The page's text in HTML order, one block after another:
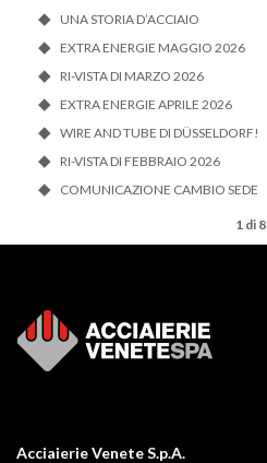
UNA STORIA D’ACCIAIO
EXTRA ENERGIE MAGGIO 2026
RI-VISTA DI MARZO 2026
EXTRA ENERGIE APRILE 2026
WIRE AND TUBE DI DÜSSELDORF!
RI-VISTA DI FEBBRAIO 2026
COMUNICAZIONE CAMBIO SEDE
1 di 8
Acciaierie Venete S.p.A.